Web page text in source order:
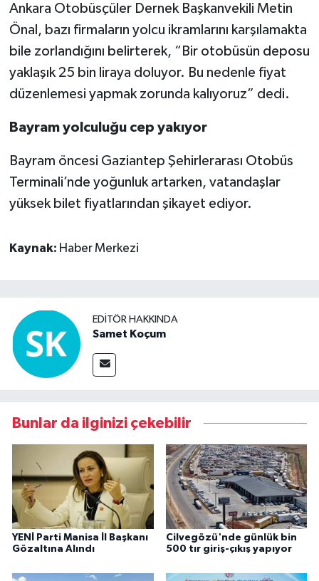
Ankara Otobüsçüler Dernek Başkanvekili Metin
Önal, bazı firmaların yolcu ikramlarını karşılamakta
bile zorlandığını belirterek, “Bir otobüsün deposu
yaklaşık 25 bin liraya doluyor. Bu nedenle fiyat
düzenlemesi yapmak zorunda kalıyoruz” dedi.
Bayram yolculuğu cep yakıyor
Bayram öncesi Gaziantep Şehirlerarası Otobüs
Terminali’nde yoğunluk artarken, vatandaşlar
yüksek bilet fiyatlarından şikayet ediyor.
Kaynak: Haber Merkezi
EDITÖR HAKKINDA
Samet Koçum
Bunlar da ilginizi çekebilir
YENİ Parti Manisa İl Başkanı
Gözaltına Alındı
Cilvegözü'nde günlük bin
500 tır giriş-çıkış yapıyor